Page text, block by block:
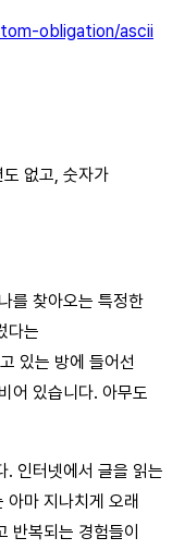
obligation/ascii
없고, 숫자가
를 찾아오는 특정한
다는
있는 방에 들어선
어 있습니다. 아무도
. 인터넷에서 글을 읽는
아마 지나치게 오래
반복되는 경험들이